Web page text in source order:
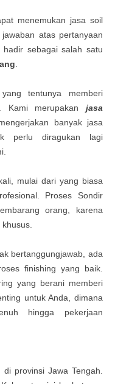
menemukan jasa soil
atas pertanyaan
sebagai salah satu
tentunya memberi
Kami merupakan jasa
banyak jasa
perlu diragukan lagi
mulai dari yang biasa
Proses Sondir
orang, karena
bertanggungjawab, ada
finishing yang baik.
yang berani memberi
untuk Anda, dimana
hingga pekerjaan
provinsi Jawa Tengah.